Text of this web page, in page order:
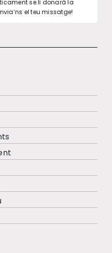
se li donarà la
el teu missatge!